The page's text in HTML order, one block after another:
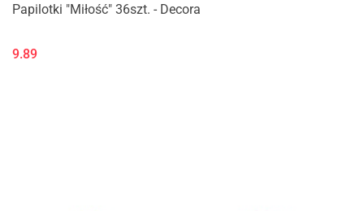
Papilotki "Miłość" 36szt. - Decora
9.89